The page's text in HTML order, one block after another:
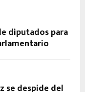
diputados para
se despide del